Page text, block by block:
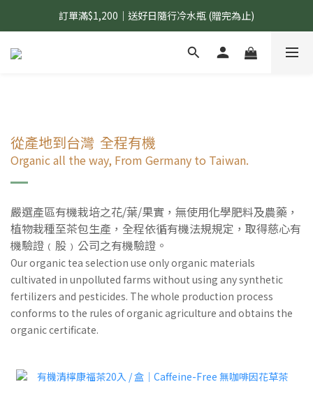
國內$899免運｜加LINE好友領70元優惠券
訂單滿$1,200｜送好日隨行冷水瓶 (贈完為止)
國內$899免運｜加LINE好友領70元優惠券
從產地到台灣 全程有機
Organic all the way, From Germany to Taiwan.
嚴選產區有機栽培之花/葉/果實， 無使用化學肥料及農藥，
植物栽種至茶包生產， 全程依循有機法規規定，取得慈心有
機驗證﹙股﹚公司之有機驗證。
Our organic tea selection use only organic materials
cultivated in unpolluted farms without using any synthetic
fertilizers and pesticides. The whole production process
conforms to the rules of organic agriculture and obtains the
organic certificate.